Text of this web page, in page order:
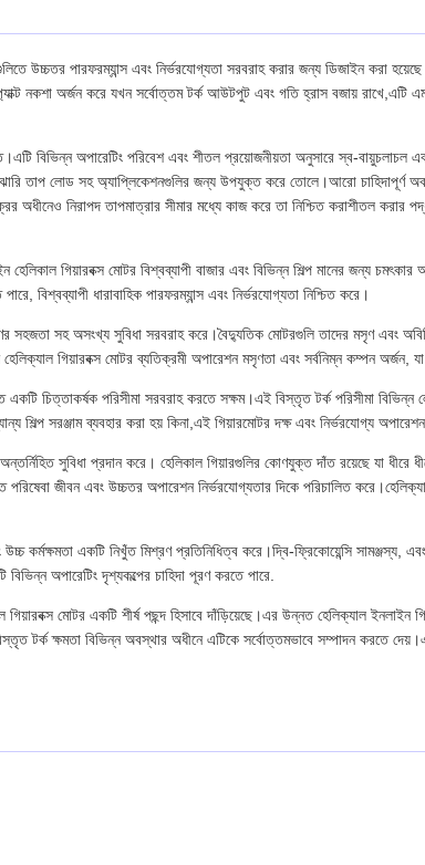
উচ্চতর পারফরম্যান্স এবং নির্ভরযোগ্যতা সরবরাহ করার জন্য ডিজাইন করা
নকশা অর্জন করে যখন সর্বোত্তম টর্ক আউটপুট এবং গতি হ্রাস বজায় রাখে,এটি
বিভিন্ন অপারেটিং পরিবেশ এবং শীতল প্রয়োজনীয়তা অনুসারে স্ব-বায়ুচলাচল
তাপ লোড সহ অ্যাপ্লিকেশনগুলির জন্য উপযুক্ত করে তোলে।আরো চাহিদাপূর্ণ
নিরাপদ তাপমাত্রার সীমার মধ্যে কাজ করে তা নিশ্চিত করাশীতল করার
গিয়ারবক্স মোটর বিশ্বব্যাপী বাজার এবং বিভিন্ন শিল্প মানের জন্য
বিশ্বব্যাপী ধারাবাহিক পারফরম্যান্স এবং নির্ভরযোগ্যতা নিশ্চিত করে।
সহজতা সহ অসংখ্য সুবিধা সরবরাহ করে।বৈদ্যুতিক মোটরগুলি তাদের মসৃণ এবং
গিয়ারবক্স মোটর ব্যতিক্রমী অপারেশন মসৃণতা এবং সর্বনিম্ন কম্পন অর্জন,
চিত্তাকর্ষক পরিসীমা সরবরাহ করতে সক্ষম।এই বিস্তৃত টর্ক পরিসীমা বিভিন্ন
সরঞ্জাম ব্যবহার করা হয় কিনা,এই গিয়ারমোটর দক্ষ এবং নির্ভরযোগ্য
সুবিধা প্রদান করে। হেলিকাল গিয়ারগুলির কোণযুক্ত দাঁত রয়েছে যা
পরিষেবা জীবন এবং উচ্চতর অপারেশন নির্ভরযোগ্যতার দিকে পরিচালিত
কর্মক্ষমতা একটি নিখুঁত মিশ্রণ প্রতিনিধিত্ব করে।দ্বি-ফ্রিকোয়েন্সি
অপারেটিং দৃশ্যকল্পের চাহিদা পূরণ করতে পারে.
মোটর একটি শীর্ষ পছন্দ হিসাবে দাঁড়িয়েছে।এর উন্নত হেলিক্যাল
টর্ক ক্ষমতা বিভিন্ন অবস্থার অধীনে এটিকে সর্বোত্তমভাবে সম্পাদন করতে